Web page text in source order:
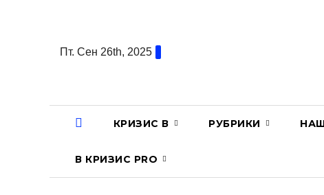
содержаниюПт. Сен 26th, 2025
КРИЗИС В РУБРИКИ
В КРИЗИС PRO